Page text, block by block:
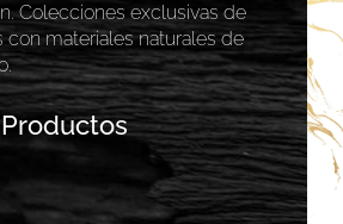
Colecciones exclusivas de
con materiales naturales de